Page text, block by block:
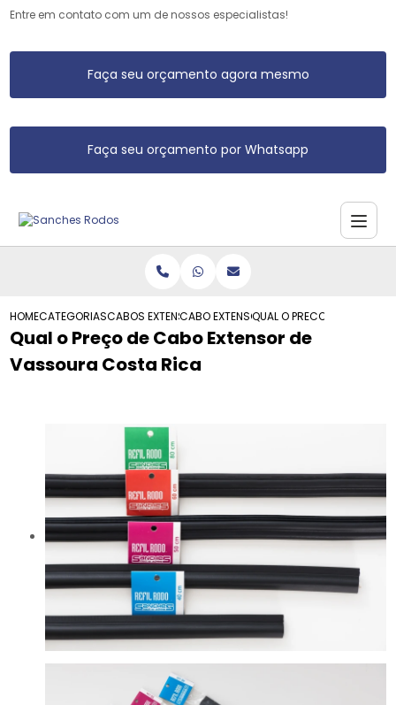
Entre em contato com um de nossos especialistas!
Faça seu orçamento agora mesmo
Faça seu orçamento por Whatsapp
HOMECATEGORIASCABOS EXTENSORESCABO EXTENSOR DE VASSOURA
QUAL O PRECO DE CABO
Qual o Preço de Cabo Extensor de
Vassoura Costa Rica